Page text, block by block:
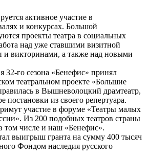
активное участие в
и конкурсах. Большой
проекты театра в социальных
над уже ставшими визитной
и викторинами, а также над новыми
32-го сезона «Бенефис» принял
театральном проекте «Большие
в Вышневолоцкий драмтеатр,
постановки из своего репертуара.
участие в форуме «Театры малых
Из 200 подобных театров страны
том числе и наш «Бенефис».
выигрыш гранта на сумму 400 тысяч
Фондом наследия русского